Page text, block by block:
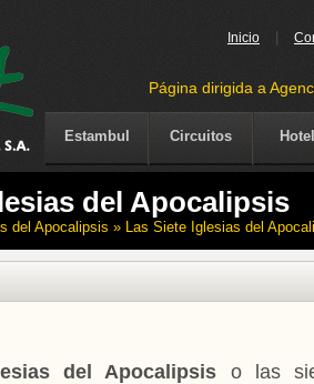
Inicio
Página dirigida a
Estambul Circuitos
del Apocalipsis
del Apocalipsis » Las Siete Iglesias del
del Apocalipsis o las